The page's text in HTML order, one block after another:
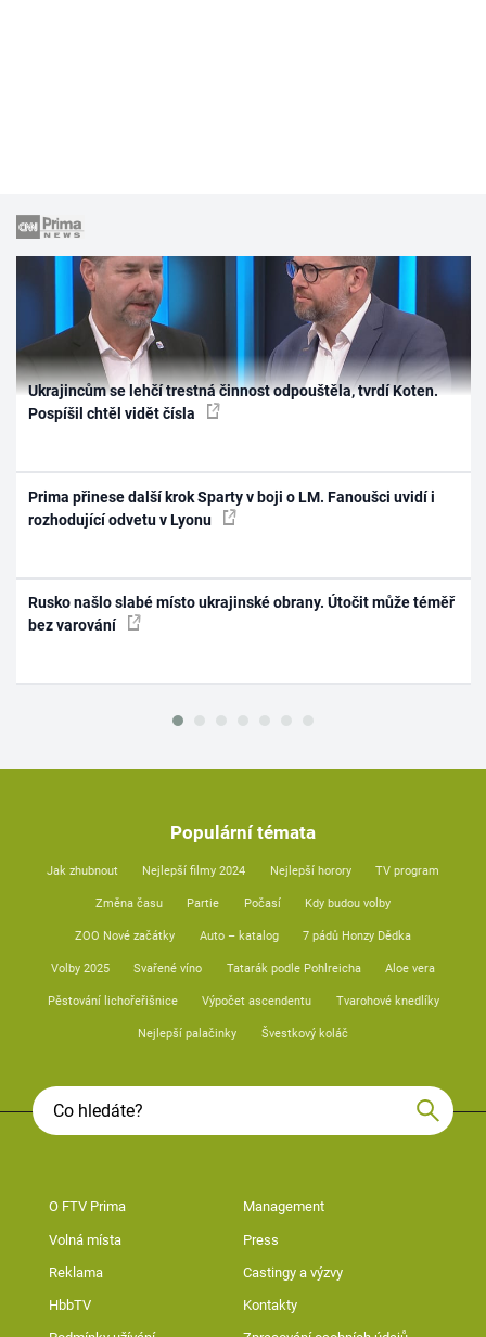
Ukrajincům se lehčí trestná činnost odpouštěla, tvrdí Koten.
Pospíšil chtěl vidět čísla
Prima přinese další krok Sparty v boji o LM. Fanoušci uvidí i
rozhodující odvetu v Lyonu
Rusko našlo slabé místo ukrajinské obrany. Útočit může téměř
bez varování
Populární témata
Jak zhubnout Nejlepší filmy 2024 Nejlepší horory TV program
Změna času Partie Počasí Kdy budou volby
ZOO Nové začátky Auto – katalog 7 pádů Honzy Dědka
Volby 2025 Svařené víno Tatarák podle Pohlreicha Aloe vera
Pěstování lichořeřišnice Výpočet ascendentu Tvarohové knedlíky
Nejlepší palačinky Švestkový koláč
O FTV Prima Management
Volná místa Press
Reklama Castingy a výzvy
HbbTV Kontakty